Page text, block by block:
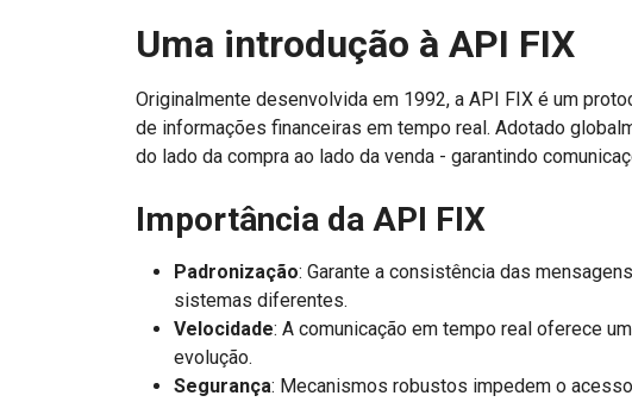
Uma introdução à API FIX
Originalmente desenvolvida em 1992, a API FIX é um
de informações financeiras em tempo real. Adotado
do lado da compra ao lado da venda - garantindo
Importância da API FIX
Padronização: Garante a consistência das
sistemas diferentes.
Velocidade: A comunicação em tempo real oferece
evolução.
Segurança: Mecanismos robustos impedem o